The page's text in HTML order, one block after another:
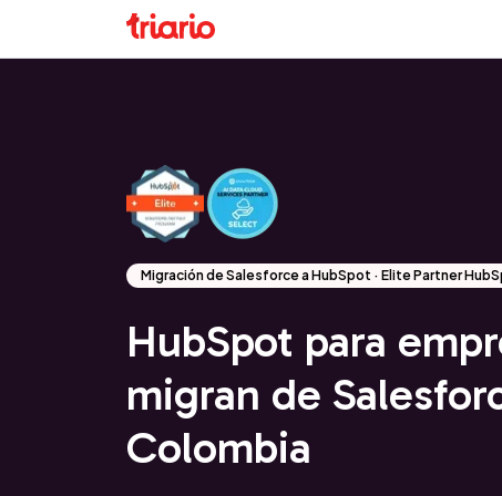
Migración de Salesforce a HubSpot · Elite Partner
HubSpot para
migran de
Colombia